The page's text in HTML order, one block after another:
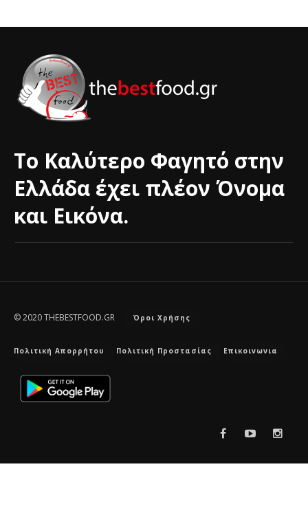
Το Καλύτερο Φαγητό στην
Ελλάδα έχει πλέον Όνομα
και Εικόνα.
© 2020 THEBESTFOOD.GR Όροι Χρήσης
Πολιτική Απορρήτου Πολιτική Προστασίας Επικοινωνια